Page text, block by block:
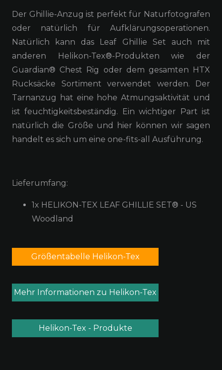
Der Ghillie-Anzug ist perfekt für Naturfotografen
oder natürlich für Aufklärungsoperationen.
Natürlich kann das Leaf Ghillie Set auch mit
anderen Helikon-Tex®-Produkten wie der
Guardian® Chest Rig oder dem gesamten HTX
Rucksäcke Sortiment verwendet werden. Der
Tarnanzug hat eine hohe Atmungsaktivität und
ist feuchtigkeitsbeständig. Ein wichtiger Part ist
natürlich die Größe und hier können wir sagen
handelt es sich um eine one-fits-all Ausführung.
Lieferumfang:
1x HELIKON-TEX LEAF GHILLIE SET® - US
Woodland
Größentabelle Helikon-Tex
Mehr Informationen zu Helikon-Tex
Helikon-Tex - Produkte